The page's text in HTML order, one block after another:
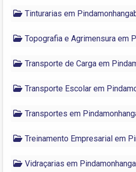
Tinturarias em
Topografia e Agrimensura em
Transporte de Carga em
Transporte Escolar em
Transportes em
Treinamento Empresarial em
Vidraçarias em